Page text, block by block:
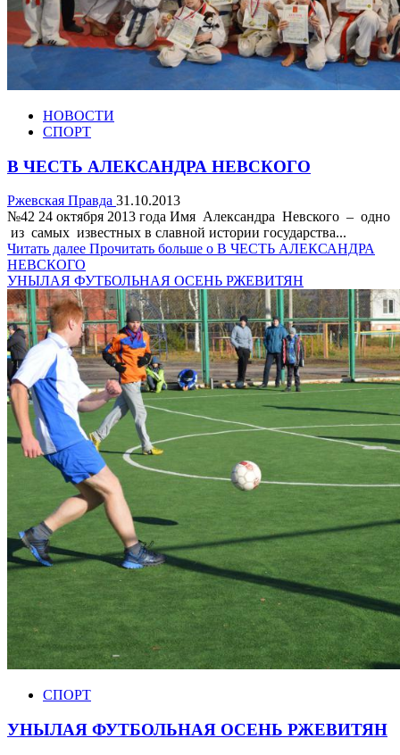
НОВОСТИ
СПОРТ
В ЧЕСТЬ АЛЕКСАНДРА НЕВСКОГО
Ржевская Правда 31.10.2013
№42 24 октября 2013 года Имя Александра Невского – одно
из самых известных в славной истории государства...
Читать далее Прочитать больше о В ЧЕСТЬ АЛЕКСАНДРА
НЕВСКОГО
УНЫЛАЯ ФУТБОЛЬНАЯ ОСЕНЬ РЖЕВИТЯН
СПОРТ
УНЫЛАЯ ФУТБОЛЬНАЯ ОСЕНЬ РЖЕВИТЯН